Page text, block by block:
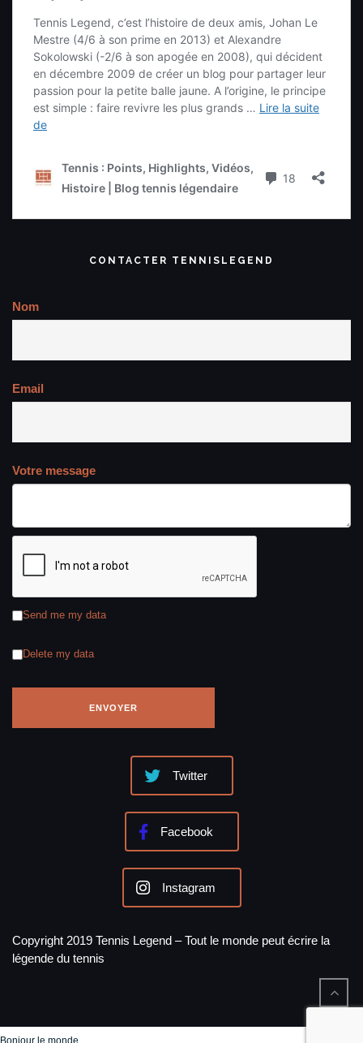
CONTACTER TENNISLEGEND
Nom
Email
Votre message
Send me my data
Delete my data
Twitter
Facebook
Instagram
Copyright 2019 Tennis Legend – Tout le monde peut écrire la
légende du tennis
Bonjour le monde